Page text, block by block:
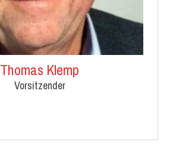
Thomas Klemp
Vorsitzender